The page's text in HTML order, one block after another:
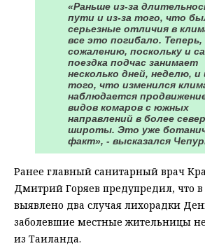
«Раньше из-за
пути и из-за того, что
серьезные отличия в
все это погибало. Теперь,
сожалению, поскольку и
поездка подчас занимает
несколько дней, неделю, и
того, что изменился
наблюдается
видов комаров с южных
направлений в более
широты. Это уже
факт», - высказался
Ранее главный санитарный врач
Дмитрий Горяев предупредил, что в
выявлено два случая лихорадки
заболевшие местные жительницы
из Таиланда.